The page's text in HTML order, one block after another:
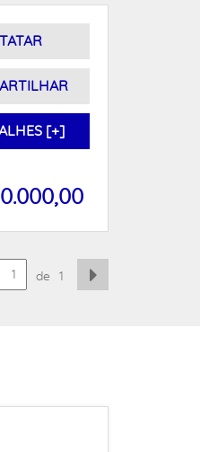
[+]
de 1